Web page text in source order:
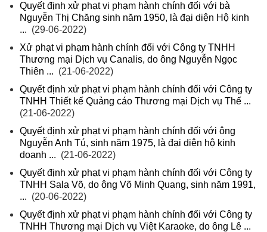
Quyết định xử phạt vi phạm hành chính đối với bà
Nguyễn Thị Chăng sinh năm 1950, là đại diện Hộ kinh
... (29-06-2022)
Xử phạt vi phạm hành chính đối với Công ty TNHH
Thương mại Dịch vụ Canalis, do ông Nguyễn Ngọc
Thiên ... (21-06-2022)
Quyết định xử phạt vi phạm hành chính đối với Công ty
TNHH Thiết kế Quảng cáo Thương mại Dịch vụ Thế ...
(21-06-2022)
Quyết định xử phạt vi phạm hành chính đối với ông
Nguyễn Anh Tú, sinh năm 1975, là đại diện hộ kinh
doanh ... (21-06-2022)
Quyết định xử phạt vi phạm hành chính đối với Công ty
TNHH Sala Võ, do ông Võ Minh Quang, sinh năm 1991,
... (20-06-2022)
Quyết định xử phạt vi phạm hành chính đối với Công ty
TNHH Thương mại Dịch vụ Việt Karaoke, do ông Lê ...